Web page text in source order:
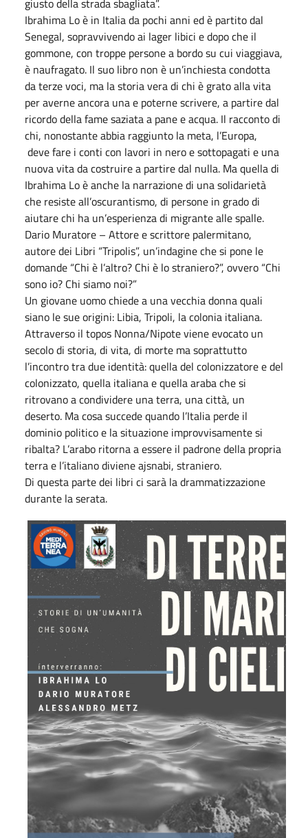
Ibrahima Lo è in Italia da pochi anni ed è partito dal
Senegal, sopravvivendo ai lager libici e dopo che il
gommone, con troppe persone a bordo su cui viaggiava,
è naufragato. Il suo libro non è un’inchiesta condotta
da terze voci, ma la storia vera di chi è grato alla vita
per averne ancora una e poterne scrivere, a partire dal
ricordo della fame saziata a pane e acqua. Il racconto di
chi, nonostante abbia raggiunto la meta, l’Europa,
deve fare i conti con lavori in nero e sottopagati e una
nuova vita da costruire a partire dal nulla. Ma quella di
Ibrahima Lo è anche la narrazione di una solidarietà
che resiste all’oscurantismo, di persone in grado di
aiutare chi ha un’esperienza di migrante alle spalle.
Dario Muratore – Attore e scrittore palermitano,
autore dei Libri “Tripolis”, un’indagine che si pone le
domande “Chi è l’altro? Chi è lo straniero?”, ovvero “Chi
sono io? Chi siamo noi?”
Un giovane uomo chiede a una vecchia donna quali
siano le sue origini: Libia, Tripoli, la colonia italiana.
Attraverso il topos Nonna/Nipote viene evocato un
secolo di storia, di vita, di morte ma soprattutto
l’incontro tra due identità: quella del colonizzatore e del
colonizzato, quella italiana e quella araba che si
ritrovano a condividere una terra, una città, un
deserto. Ma cosa succede quando l’Italia perde il
dominio politico e la situazione improvvisamente si
ribalta? L’arabo ritorna a essere il padrone della propria
terra e l’italiano diviene ajsnabi, straniero.
Di questa parte dei libri ci sarà la drammatizzazione
durante la serata.